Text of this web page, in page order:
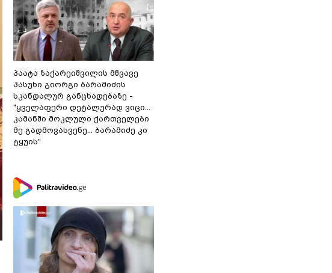
პაატა ზაქარეიშვილის მწვავე
პასუხი გიორგი ბარამიძის
სკანდალურ განცხადებაზე -
"ყველაფერი დეტალურად ვიცი...
კამანში მოკლული ქართველები
მე გადმოვასვენე... ბარამიძე კი
ტყუის"